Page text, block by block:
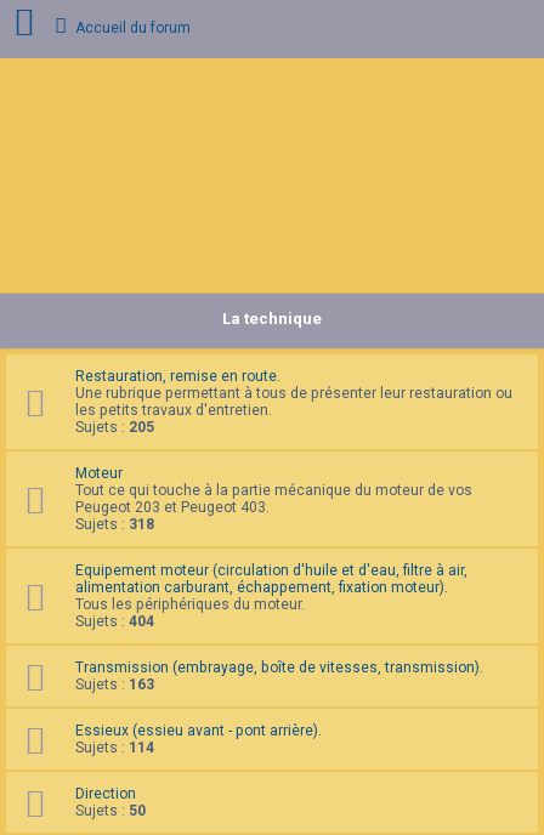
s
Accueil du forum
La technique
Restauration, remise en route.
Une rubrique permettant à tous de présenter leur restauration ou
les petits travaux d'entretien.
Sujets : 205
Moteur
Tout ce qui touche à la partie mécanique du moteur de vos
Peugeot 203 et Peugeot 403.
Sujets : 318
Equipement moteur (circulation d'huile et d'eau, filtre à air,
alimentation carburant, échappement, fixation moteur).
Tous les périphériques du moteur.
Sujets : 404
Transmission (embrayage, boîte de vitesses, transmission).
Sujets : 163
Essieux (essieu avant - pont arrière).
Sujets : 114
Direction
Sujets : 50